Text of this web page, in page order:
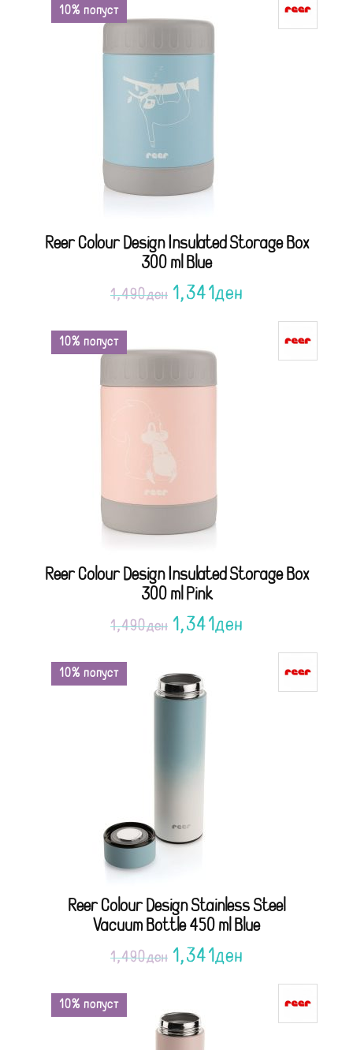
10% попуст
Reer Colour Design Insulated Storage Box
300 ml Blue
1,490ден 1,341ден
10% попуст
Reer Colour Design Insulated Storage Box
300 ml Pink
1,490ден 1,341ден
10% попуст
Reer Colour Design Stainless Steel
Vacuum Bottle 450 ml Blue
1,490ден 1,341ден
10% попуст